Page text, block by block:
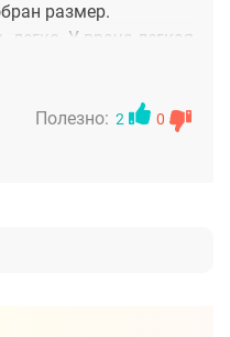
размер.
легко. У врача легкая
и
Рекомендую от всей
Полезно: 2 0